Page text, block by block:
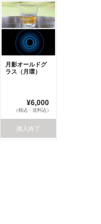
月影オールドグ
ラス（月環）
¥6,000
（税込・送料込）
購入終了